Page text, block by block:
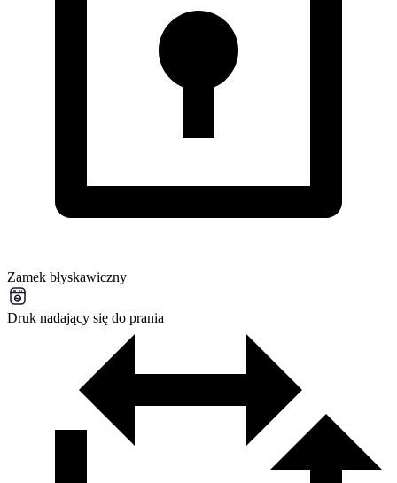
Zamek błyskawiczny
Druk nadający się do prania